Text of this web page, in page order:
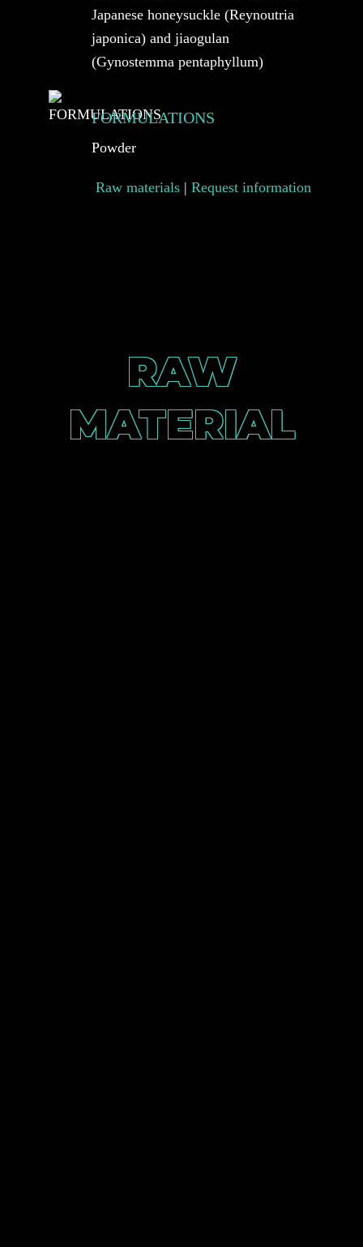
Japanese honeysuckle (Reynoutria
japonica) and jiaogulan
(Gynostemma pentaphyllum)
FORMULATIONS
Powder
Raw materials | Request information
RAW
MATERIAL